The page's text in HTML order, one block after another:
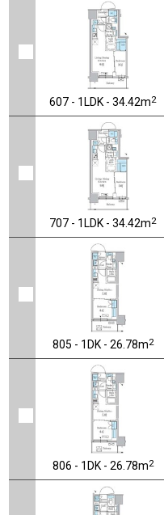
607 - 1LDK - 34.42m2
707 - 1LDK - 34.42m2
805 - 1DK - 26.78m2
806 - 1DK - 26.78m2